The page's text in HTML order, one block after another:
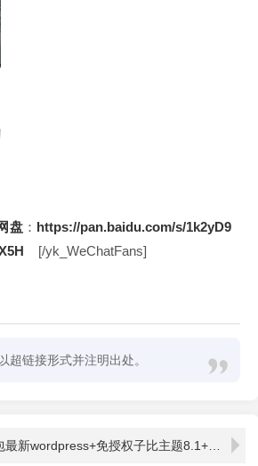
盘： https://pan.baidu.com/s/1k2yD9
[/yk_WeChatFans]
超链接形式并注明出处。
全站打包最新wordpress+免授权子比主题8.1+网创资源自动同步更新